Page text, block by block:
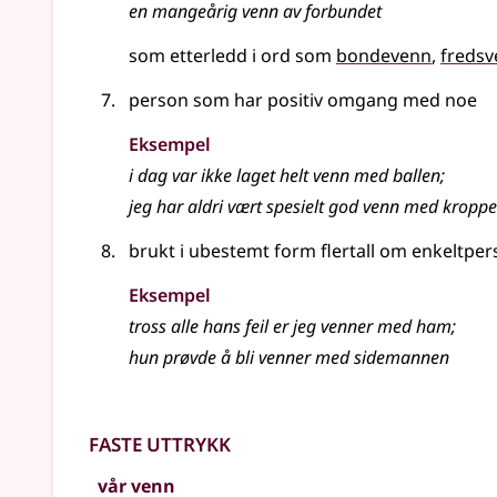
en mangeårig venn av forbundet
som etterledd i ord som bondevenn
person som har positiv omgang med noe
Eksempel
i dag var ikke laget helt venn med ballen;
jeg har aldri vært spesielt god venn med
brukt i ubestemt form flertall om
Eksempel
tross alle hans feil er jeg venner med ham;
hun prøvde å bli venner med sidemannen
Faste uttrykk
vår venn